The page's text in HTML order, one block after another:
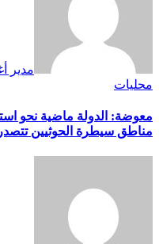
مدير
محليات
معوضة: الدولة ماضية نحو
مناطق سيطرة الحوثيين تتصدر